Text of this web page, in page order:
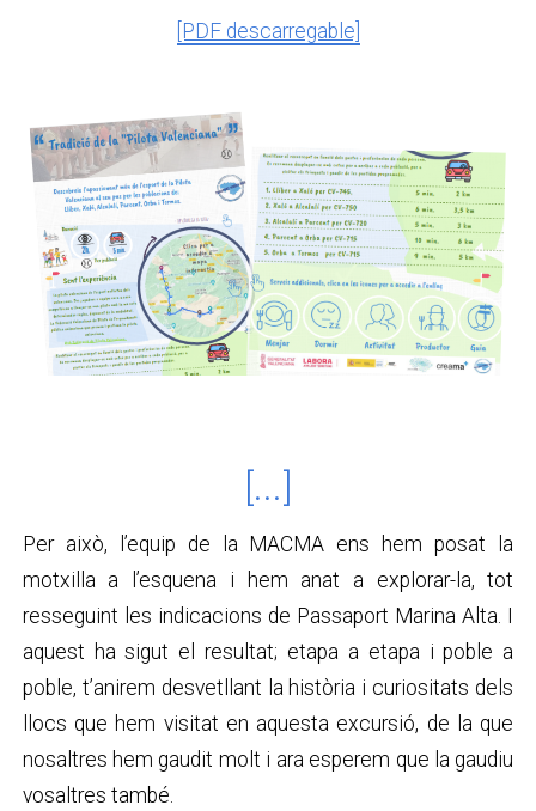
[PDF descarregable]
[...]
Per això, l’equip de la MACMA ens hem posat la
motxilla a l’esquena i hem anat a explorar-la, tot
resseguint les indicacions de Passaport Marina Alta. I
aquest ha sigut el resultat; etapa a etapa i poble a
poble, t’anirem desvetllant la història i curiositats dels
llocs que hem visitat en aquesta excursió, de la que
nosaltres hem gaudit molt i ara esperem que la gaudiu
vosaltres també.